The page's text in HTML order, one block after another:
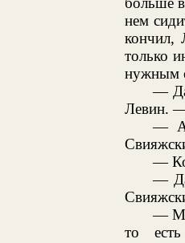
нем
кончил,
только
нужным
—
Левин.
—
—
—
—
то